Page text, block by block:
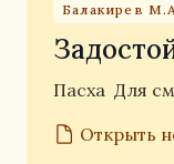
Балакирев
Пасха Для
Открыть